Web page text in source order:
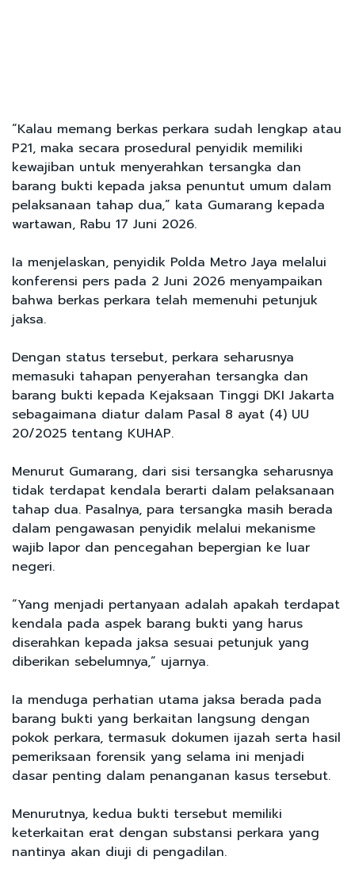
“Kalau memang berkas perkara sudah lengkap atau
P21, maka secara prosedural penyidik memiliki
kewajiban untuk menyerahkan tersangka dan
barang bukti kepada jaksa penuntut umum dalam
pelaksanaan tahap dua,” kata Gumarang kepada
wartawan, Rabu 17 Juni 2026.
Ia menjelaskan, penyidik Polda Metro Jaya melalui
konferensi pers pada 2 Juni 2026 menyampaikan
bahwa berkas perkara telah memenuhi petunjuk
jaksa.
Dengan status tersebut, perkara seharusnya
memasuki tahapan penyerahan tersangka dan
barang bukti kepada Kejaksaan Tinggi DKI Jakarta
sebagaimana diatur dalam Pasal 8 ayat (4) UU
20/2025 tentang KUHAP.
Menurut Gumarang, dari sisi tersangka seharusnya
tidak terdapat kendala berarti dalam pelaksanaan
tahap dua. Pasalnya, para tersangka masih berada
dalam pengawasan penyidik melalui mekanisme
wajib lapor dan pencegahan bepergian ke luar
negeri.
“Yang menjadi pertanyaan adalah apakah terdapat
kendala pada aspek barang bukti yang harus
diserahkan kepada jaksa sesuai petunjuk yang
diberikan sebelumnya,” ujarnya.
Ia menduga perhatian utama jaksa berada pada
barang bukti yang berkaitan langsung dengan
pokok perkara, termasuk dokumen ijazah serta hasil
pemeriksaan forensik yang selama ini menjadi
dasar penting dalam penanganan kasus tersebut.
Menurutnya, kedua bukti tersebut memiliki
keterkaitan erat dengan substansi perkara yang
nantinya akan diuji di pengadilan.